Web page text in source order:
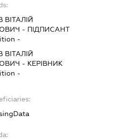
- ПІДПИСАНТ
-
- КЕРІВНИК
-